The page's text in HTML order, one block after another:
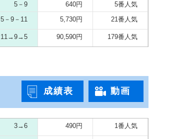
5－9
640円
5番人気
5－9－11 5,730円 21番人気
11→9→5 90,590円 179番人気
成績表 動画
3→6 490円 1番人気